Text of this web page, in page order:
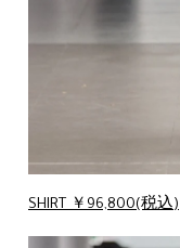
SHIRT ￥96,800(税込)